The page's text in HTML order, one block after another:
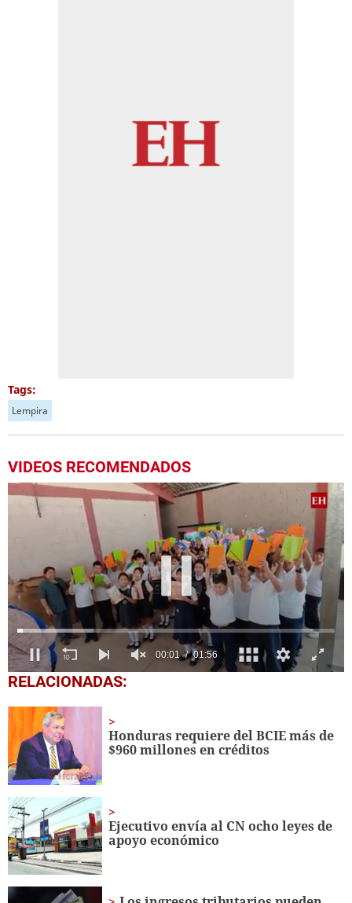
Tags:
Lempira
VIDEOS RECOMENDADOS
0
seconds
1
minute,
56
seconds
RELACIONADAS:
Honduras requiere del BCIE más de
$960 millones en créditos
Ejecutivo envía al CN ocho leyes de
apoyo económico